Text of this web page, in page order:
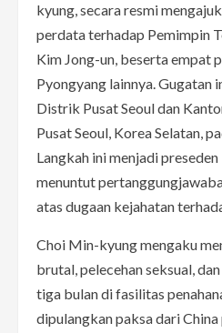
kyung, secara resmi
perdata terhadap Pemimpin
Kim Jong-un, beserta empat
Pyongyang lainnya. Gugatan
Distrik Pusat Seoul dan
Pusat Seoul, Korea Selatan,
Langkah ini menjadi
menuntut
atas dugaan kejahatan
Choi Min-kyung mengaku
brutal, pelecehan seksual,
tiga bulan di fasilitas
dipulangkan paksa dari China